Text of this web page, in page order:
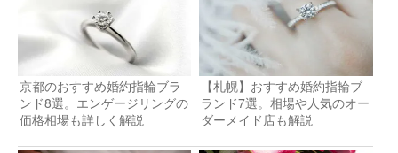
京都のおすすめ婚約指輪ブラ
ンド8選。エンゲージリングの
価格相場も詳しく解説
【札幌】おすすめ婚約指輪ブ
ランド7選。相場や人気のオー
ダーメイド店も解説